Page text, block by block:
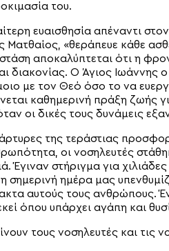
του.
ευαισθησία απέναντι
«θεράπευε κάθε
αποκαλύπτεται ότι η
διακονίας. Ο Άγιος Ιωάννης
με τον Θεό όσο το να
καθημερινή πράξη ζωής
οι δικές τους δυνάμεις
της τεράστιας
οι νοσηλευτές
Έγιναν στήριγμα για
σημερινή ημέρα μας
αυτούς τους ανθρώπους.
όπου υπάρχει αγάπη και
τους νοσηλευτές και τις